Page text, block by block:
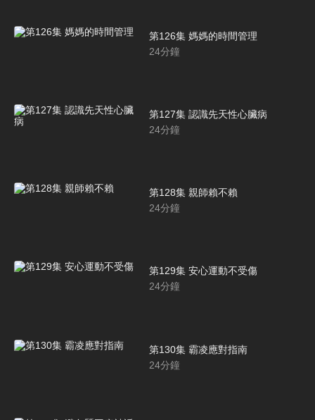
第126集 媽媽的時間管理
24分鐘
第127集 認識先天性心臟病
24分鐘
第128集 親師賴不賴
24分鐘
第129集 安心運動不受傷
24分鐘
第130集 霸凌應對指南
24分鐘